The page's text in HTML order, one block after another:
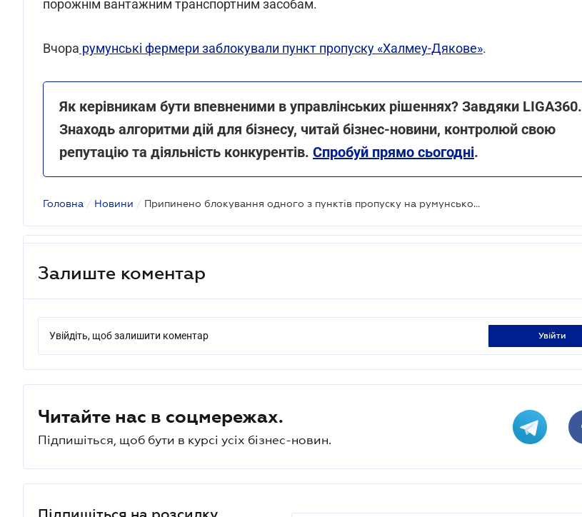
порожнім вантажним транспортним засобам.
Вчора румунські фермери заблокували пункт пропуску «Халмеу-Дякове».
Як керівникам бути впевненими в управлінських рішеннях? Завдяки LIGA360.
Знаходь алгоритми дій для бізнесу, читай бізнес-новини, контролюй свою
репутацію та діяльність конкурентів. Спробуй прямо сьогодні.
Головна / Новини / Припинено блокування одного з пунктів пропуску на румунському кордоні
Залиште коментар
Увійдіть, щоб залишити коментар увійти
Читайте нас в соцмережах.
Підпишіться, щоб бути в курсі усіх бізнес-новин.